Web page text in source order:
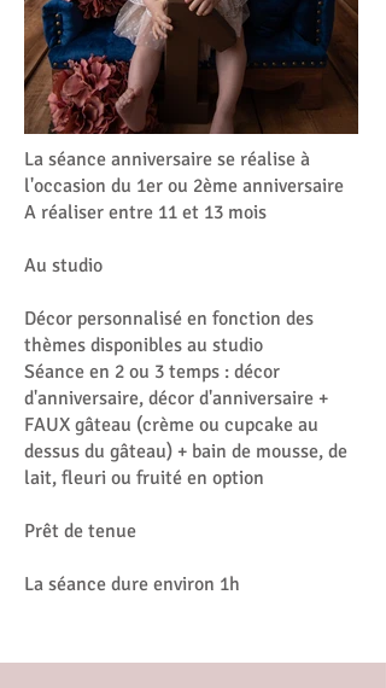
La séance anniversaire se réalise à
l'occasion du 1er ou 2ème anniversaire
A réaliser entre 11 et 13 mois
Au studio
Décor personnalisé en fonction des
thèmes disponibles au studio
Séance en 2 ou 3 temps : décor
d'anniversaire, décor d'anniversaire +
FAUX gâteau (crème ou cupcake au
dessus du gâteau) + bain de mousse, de
lait, fleuri ou fruité en option
Prêt de tenue
La séance dure environ 1h